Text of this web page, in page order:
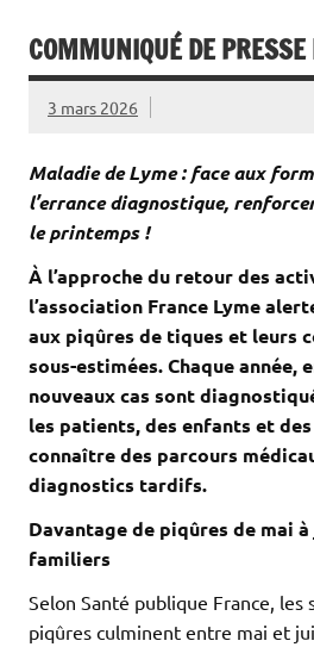
COMMUNIQUÉ DE
3 mars 2026
Maladie de Lyme : face aux
l’errance diagnostique,
le printemps !
À l’approche du retour des
l’association France Lyme
aux piqûres de tiques et leurs
sous-estimées. Chaque année,
nouveaux cas sont
les patients, des enfants et
connaître des parcours
diagnostics tardifs.
Davantage de piqûres de mai
familiers
Selon Santé publique France, les
piqûres culminent entre mai et